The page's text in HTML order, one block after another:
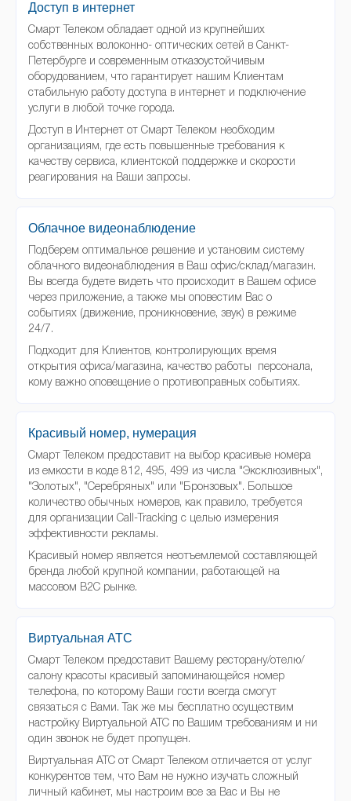
Доступ в интернет
Смарт Телеком обладает одной из крупнейших
собственных волоконно- оптических сетей в Санкт-
Петербурге и современным отказоустойчивым
оборудованием, что гарантирует нашим Клиентам
стабильную работу доступа в интернет и подключение
услуги в любой точке города.
Доступ в Интернет от Смарт Телеком необходим
организациям, где есть повышенные требования к
качеству сервиса, клиентской поддержке и скорости
реагирования на Ваши запросы.
Облачное видеонаблюдение
Подберем оптимальное решение и установим систему
облачного видеонаблюдения в Ваш офис/склад/магазин.
Вы всегда будете видеть что происходит в Вашем офисе
через приложение, а также мы оповестим Вас о
событиях (движение, проникновение, звук) в режиме
24/7.
Подходит для Клиентов, контролирующих время
открытия офиса/магазина, качество работы персонала,
кому важно оповещение о противоправных событиях.
Красивый номер, нумерация
Смарт Телеком предоставит на выбор красивые номера
из емкости в коде 812, 495, 499 из числа "Эксклюзивных",
"Золотых", "Серебряных" или "Бронзовых". Большое
количество обычных номеров, как правило, требуется
для организации Call-Tracking с целью измерения
эффективности рекламы.
Красивый номер является неотъемлемой составляющей
бренда любой крупной компании, работающей на
массовом B2C рынке.
Виртуальная АТС
Смарт Телеком предоставит Вашему ресторану/отелю/
салону красоты красивый запоминающейся номер
телефона, по которому Ваши гости всегда смогут
связаться с Вами. Так же мы бесплатно осуществим
настройку Виртуальной АТС по Вашим требованиям и ни
один звонок не будет пропущен.
Виртуальная АТС от Смарт Телеком отличается от услуг
конкурентов тем, что Вам не нужно изучать сложный
личный кабинет, мы настроим все за Вас и Вы не